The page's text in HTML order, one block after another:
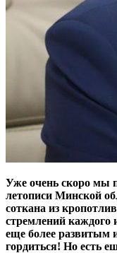
Уже очень скоро мы
летописи Минской
соткана из
стремлений каждого
еще более развитым
гордиться! Но есть